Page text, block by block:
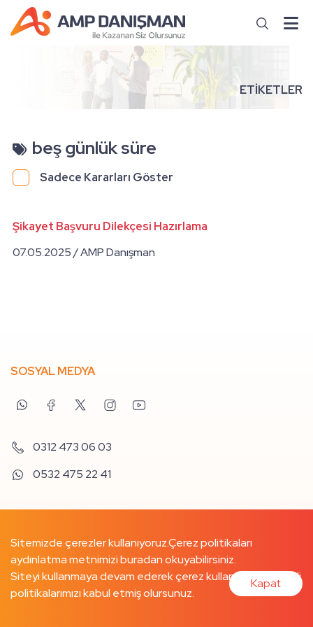
ETİKETLER
beş günlük süre
Sadece Kararları Göster
Şikayet Başvuru Dilekçesi Hazırlama
07.05.2025 / AMP Danışman
SOSYAL MEDYA
0312 473 06 03
0532 475 22 41
Sitemizde çerezler kullanıyoruz.Çerez politikaları
aydınlatma metnimizi buradanokuyabilirsiniz.
Siteyi kullanmaya devam ederek çerez kullanımımızı ve ilgili
politikalarımızı kabul etmiş olursunuz.
Kapat